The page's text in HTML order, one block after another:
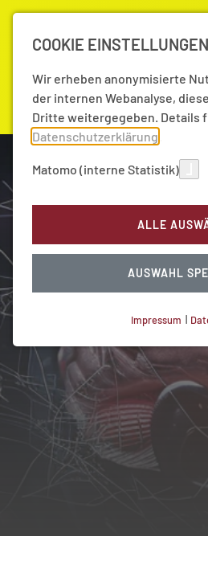
Akademie
COOKIE EINSTELLUNGEN
Wir erheben anonymisierte
der internen Webanalyse,
Dritte weitergegeben. Details
Datenschutzerklärung
Matomo (interne Statistik)
ALLE
AUSWAHL
Technisch notwendig.
MATOMO (INTERNE
Impressum |